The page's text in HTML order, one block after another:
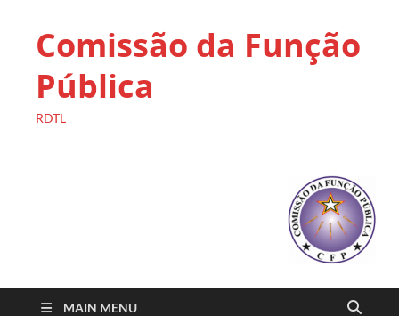
Comissão da Função
Pública
RDTL
MAIN MENU